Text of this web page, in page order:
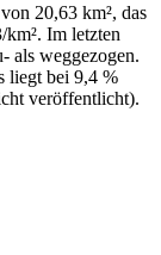
20,63 km², das
Im letzten
als weggezogen.
liegt bei 9,4 %
veröffentlicht).